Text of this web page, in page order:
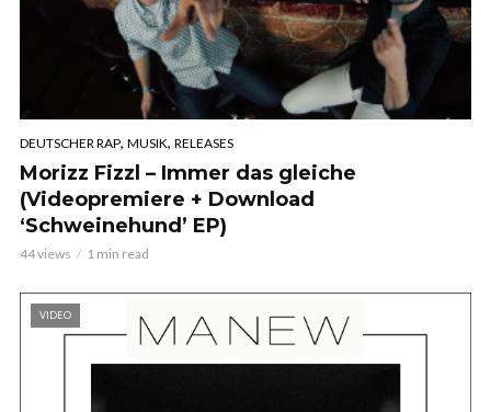
DEUTSCHER RAP, MUSIK, RELEASES
Morizz Fizzl – Immer das gleiche
(Videopremiere + Download
‘Schweinehund’ EP)
44 views 1 min read
VIDEO